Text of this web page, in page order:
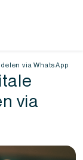
via WhatsApp
via